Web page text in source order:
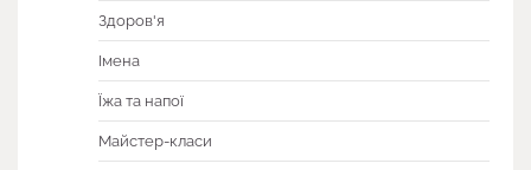
Здоров'я
Імена
Їжа та напої
Майстер-класи